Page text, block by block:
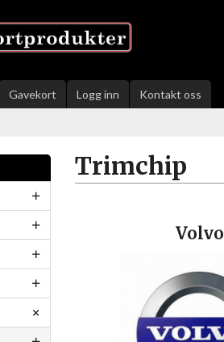
Gavekort Logg inn Kontakt oss
Trimchip
Volvo